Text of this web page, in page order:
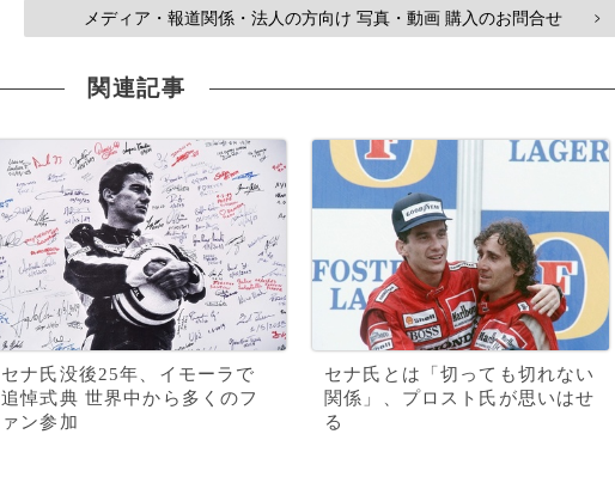
メディア・報道関係・法人の方向け 写真・動画 購入のお問合せ >
関連記事
セナ氏没後25年、イモーラで
追悼式典 世界中から多くのフ
ァン参加
セナ氏とは「切っても切れない
関係」、プロスト氏が思いはせ
る